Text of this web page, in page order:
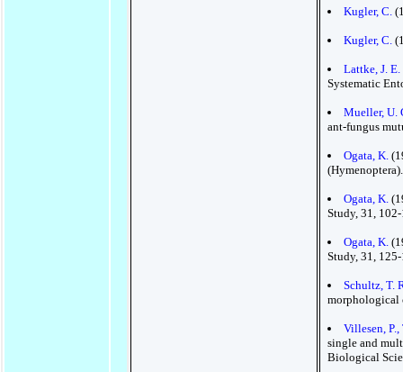
Kugler, C.
Kugler, C.
Lattke, J. E.
Systematic
Mueller, U.
ant-fungus
Ogata, K.
Ogata, K.
Study, 31,
Ogata, K.
Study, 31,
Schultz, T.
morphological
Villesen,
single and
Biological